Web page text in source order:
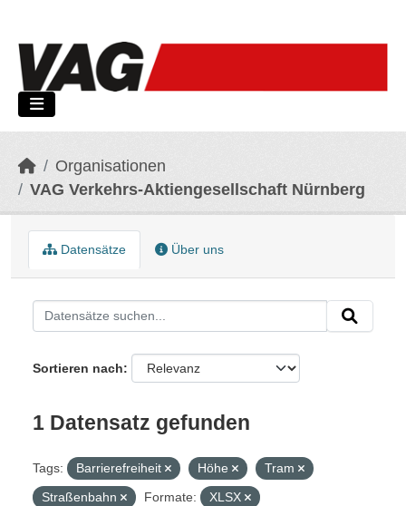
Organisationen
VAG Verkehrs-Aktiengesellschaft Nürnberg
Datensätze Über uns
Sortieren nach
1 Datensatz gefunden
Tags: Barrierefreiheit Höhe
Tram
Straßenbahn
Formate: XLSX